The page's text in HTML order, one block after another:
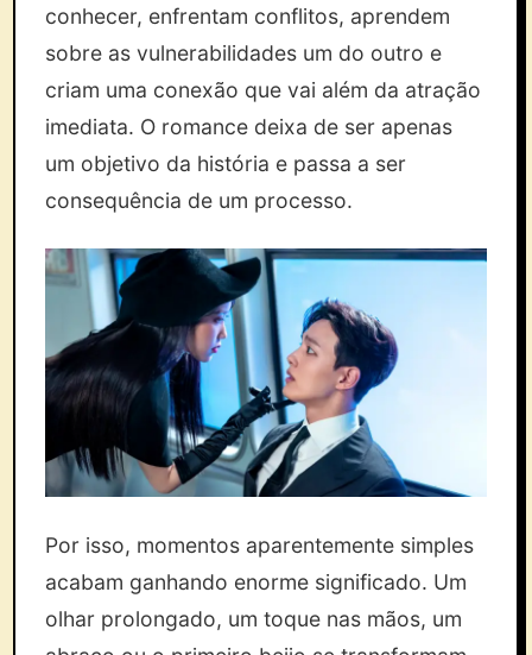
conhecer, enfrentam conflitos, aprendem
sobre as vulnerabilidades um do outro e
criam uma conexão que vai além da atração
imediata. O romance deixa de ser apenas
um objetivo da história e passa a ser
consequência de um processo.
Por isso, momentos aparentemente simples
acabam ganhando enorme significado. Um
olhar prolongado, um toque nas mãos, um